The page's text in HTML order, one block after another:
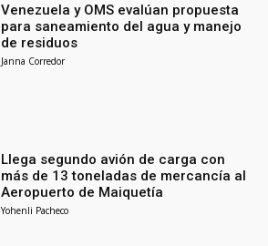
Venezuela y OMS evalúan propuesta
para saneamiento del agua y manejo
de residuos
Janna Corredor
Llega segundo avión de carga con
más de 13 toneladas de mercancía al
Aeropuerto de Maiquetía
Yohenli Pacheco